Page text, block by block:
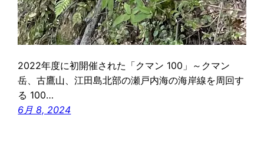
2022年度に初開催された「クマン 100」～クマン
岳、古鷹山、江田島北部の瀬戸内海の海岸線を周回す
る 100…
6月 8, 2024